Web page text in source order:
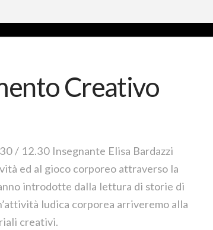
Creativo
/ 12.30 Insegnante Elisa Bardazzi
ed al gioco corporeo attraverso la
introdotte dalla lettura di storie di
ludica corporea arriveremo alla
creativi.